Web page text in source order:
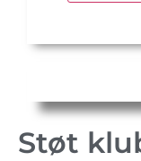
Støt